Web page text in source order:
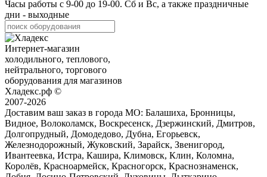
Часы работы с 9-00 до 19-00. Сб и Вс, а также праздничные
дни - выходные
Интернет-магазин
холодильного, теплового,
нейтрального, торгового
оборудования для магазинов
Хладекс.рф ©
2007-2026
Доставим ваш заказ в города МО: Балашиха, Бронницы,
Видное, Волоколамск, Воскресенск, Дзержинский, Дмитров,
Долгопрудный, Домодедово, Дубна, Егорьевск,
Железнодорожный, Жуковский, Зарайск, Звенигород,
Ивантеевка, Истра, Кашира, Климовск, Клин, Коломна,
Королёв, Красноармейск, Красногорск, Краснознаменск,